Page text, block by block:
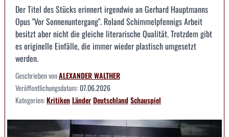
Der Titel des Stücks erinnert irgendwie an Gerhard Hauptmanns
Opus "Vor Sonnenuntergang". Roland Schimmelpfennigs Arbeit
besitzt aber nicht die gleiche literarische Qualität. Trotzdem gibt
es originelle Einfälle, die immer wieder plastisch umgesetzt
werden.
Geschrieben vonALEXANDER WALTHER
Veröffentlichungsdatum:07.06.2026
Kategorien:KritikenLänderDeutschlandSchauspiel